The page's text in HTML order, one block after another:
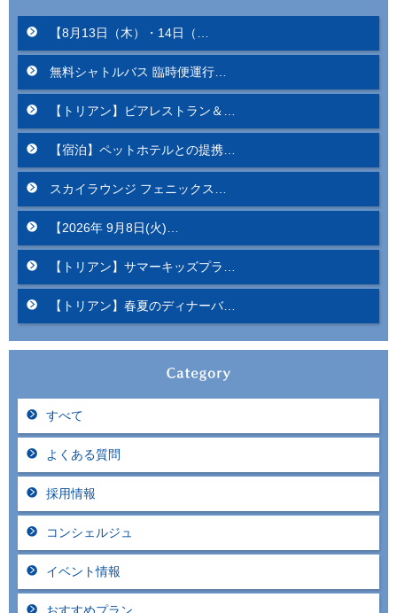
【8月13日（木）・14日（…
無料シャトルバス 臨時便運行…
【トリアン】ビアレストラン＆…
【宿泊】ペットホテルとの提携…
スカイラウンジ フェニックス…
【2026年 9月8日(火)…
【トリアン】サマーキッズプラ…
【トリアン】春夏のディナーバ…
すべて
よくある質問
採用情報
コンシェルジュ
イベント情報